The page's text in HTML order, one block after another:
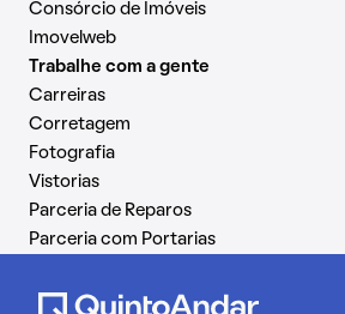
Consórcio de Imóveis
Imovelweb
Trabalhe com a gente
Carreiras
Corretagem
Fotografia
Vistorias
Parceria de Reparos
Parceria com Portarias